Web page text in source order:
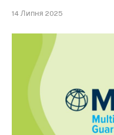
14 Липня 2025